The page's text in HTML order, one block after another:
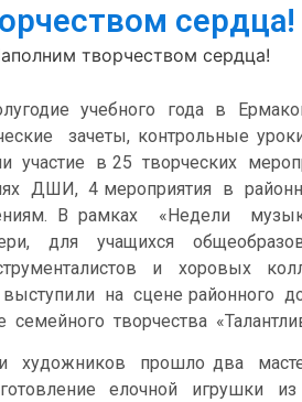
сердца!
творчеством сердца!
учебного года в
зачеты, контрольные
участие в 25 творческих
ДШИ, 4 мероприятия в
В рамках «Недели
для учащихся
и хоровых
на сцене районного
творчества
художников прошло два
елочной игрушки из